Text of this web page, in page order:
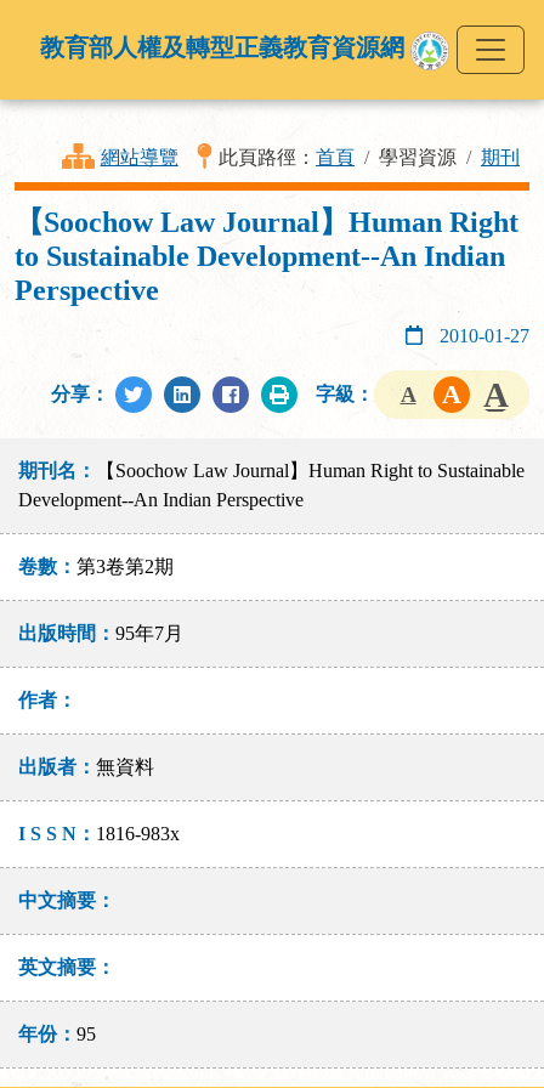
教育部人權及轉型正義教育資源網
網站導覽 此頁路徑： 首頁 學習資源 期刊
【Soochow Law Journal】Human Right
to Sustainable Development--An Indian
Perspective
2010-01-27
分享： 字級：
期刊名：
【Soochow Law Journal】Human Right to Sustainable
Development--An Indian Perspective
卷數：第3卷第2期
出版時間：95年7月
作者：
出版者：無資料
I S S N： 1816-983x
中文摘要：
英文摘要：
年份：95